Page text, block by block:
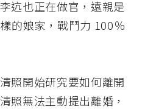
迒也正在做官，遠親是
的娘家，戰鬥力 100％
照開始研究要如何離開
照無法主動提出離婚，